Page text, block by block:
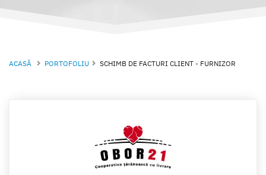
ACASĂ PORTOFOLIU SCHIMB DE FACTURI CLIENT - FURNIZOR